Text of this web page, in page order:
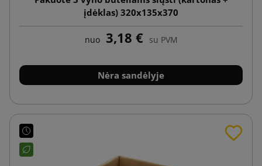
įdėklas) 320x135x370
nuo 3,18 € su PVM
Nėra sandėlyje